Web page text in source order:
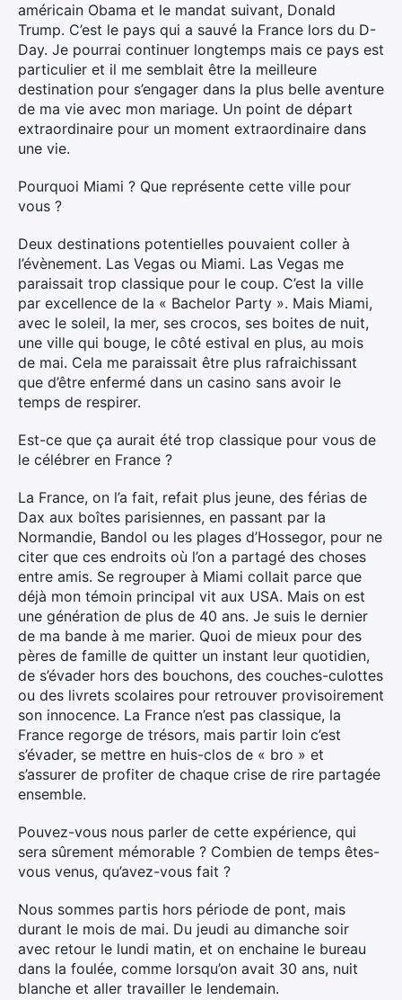
américain Obama et le mandat suivant, Donald
Trump. C’est le pays qui a sauvé la France lors du D-
Day. Je pourrai continuer longtemps mais ce pays est
particulier et il me semblait être la meilleure
destination pour s’engager dans la plus belle aventure
de ma vie avec mon mariage. Un point de départ
extraordinaire pour un moment extraordinaire dans
une vie.
Pourquoi Miami ? Que représente cette ville pour
vous ?
Deux destinations potentielles pouvaient coller à
l’évènement. Las Vegas ou Miami. Las Vegas me
paraissait trop classique pour le coup. C’est la ville
par excellence de la « Bachelor Party ». Mais Miami,
avec le soleil, la mer, ses crocos, ses boites de nuit,
une ville qui bouge, le côté estival en plus, au mois
de mai. Cela me paraissait être plus rafraichissant
que d’être enfermé dans un casino sans avoir le
temps de respirer.
Est-ce que ça aurait été trop classique pour vous de
le célébrer en France ?
La France, on l’a fait, refait plus jeune, des férias de
Dax aux boîtes parisiennes, en passant par la
Normandie, Bandol ou les plages d’Hossegor, pour ne
citer que ces endroits où l’on a partagé des choses
entre amis. Se regrouper à Miami collait parce que
déjà mon témoin principal vit aux USA. Mais on est
une génération de plus de 40 ans. Je suis le dernier
de ma bande à me marier. Quoi de mieux pour des
pères de famille de quitter un instant leur quotidien,
de s’évader hors des bouchons, des couches-culottes
ou des livrets scolaires pour retrouver provisoirement
son innocence. La France n’est pas classique, la
France regorge de trésors, mais partir loin c’est
s’évader, se mettre en huis-clos de « bro » et
s’assurer de profiter de chaque crise de rire partagée
ensemble.
Pouvez-vous nous parler de cette expérience, qui
sera sûrement mémorable ? Combien de temps êtes-
vous venus, qu’avez-vous fait ?
Nous sommes partis hors période de pont, mais
durant le mois de mai. Du jeudi au dimanche soir
avec retour le lundi matin, et on enchaine le bureau
dans la foulée, comme lorsqu’on avait 30 ans, nuit
blanche et aller travailler le lendemain.